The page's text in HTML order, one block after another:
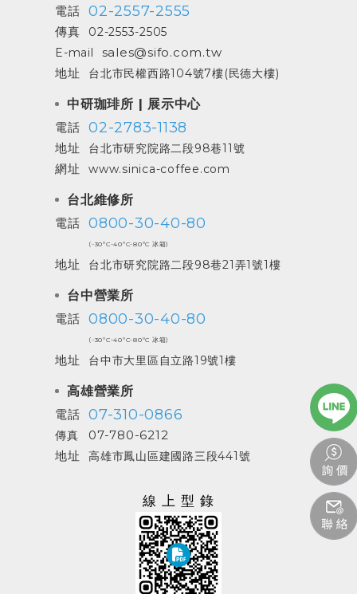
電話 02-2557-2555
傳真
02-2553-2505
E-mail
sales@sifo.com.tw
地址
台北市民權西路104號7樓(民德大樓)
中研珈琲所 | 展示中心
電話 02-2783-1138
地址 台北市研究院路二段98巷11號
網址 www.sinica-coffee.com
台北維修所
電話 0800-30-40-80
(-30ºC-40ºC-80ºC 冰箱)
地址 台北市研究院路二段98巷21弄1號1樓
台中營業所
電話 0800-30-40-80
(-30ºC-40ºC-80ºC 冰箱)
地址 台中市大里區自立路19號1樓
高雄營業所
電話 07-310-0866
傳真
07-780-6212
地址
高雄市鳳山區建國路三段441號
線上型錄